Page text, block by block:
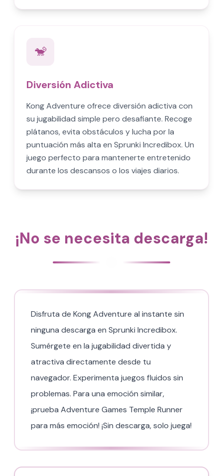
🐒
Diversión Adictiva
Kong Adventure ofrece diversión adictiva con
su jugabilidad simple pero desafiante. Recoge
plátanos, evita obstáculos y lucha por la
puntuación más alta en Sprunki Incredibox. Un
juego perfecto para mantenerte entretenido
durante los descansos o los viajes diarios.
¡No se necesita descarga!
Disfruta de Kong Adventure al instante sin
ninguna descarga en Sprunki Incredibox.
Sumérgete en la jugabilidad divertida y
atractiva directamente desde tu
navegador. Experimenta juegos fluidos sin
problemas. Para una emoción similar,
¡prueba Adventure Games Temple Runner
para más emoción! ¡Sin descarga, solo juega!